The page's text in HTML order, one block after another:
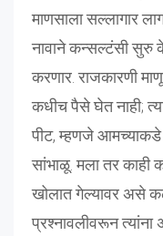
माणसाला सल्लागार
नावाने कन्सल्टंसी सुरु
करणार. राजकारणी
कधीच पैसे घेत नाही;
पीट, म्हणजे आमच्याकडे
सांभाळू. मला तर काही
खोलात गेल्यावर असे
प्रश्नावलीवरून